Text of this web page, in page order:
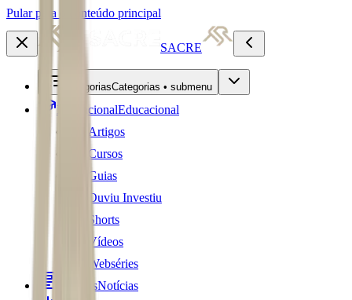
Pular para o conteúdo principal
SACRE
CategoriasCategorias • submenu
EducacionalEducacional
Artigos
Cursos
Guias
Ouviu Investiu
Shorts
Vídeos
Webséries
NotíciasNotícias